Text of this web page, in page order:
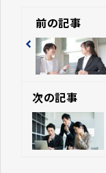
前の記事
次の記事